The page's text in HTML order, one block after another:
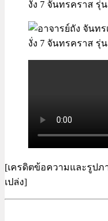
งั่ง 7 จันทรคราส รุ่
งั่ง 7 จันทรคราส รุ่
[เครดิตข้อความและรูปภ
เปล่ง]